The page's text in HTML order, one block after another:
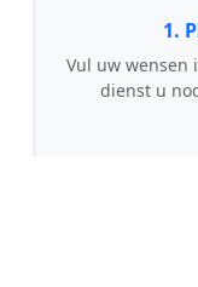
1.
Vul uw wensen
dienst u